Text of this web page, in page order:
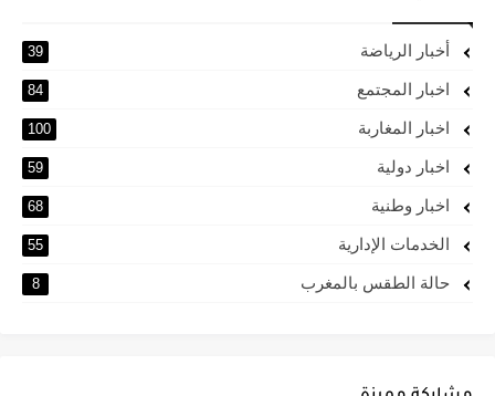
أخبار الرياضة 39
اخبار المجتمع 84
اخبار المغاربة 100
اخبار دولية 59
اخبار وطنية 68
الخدمات الإدارية 55
حالة الطقس بالمغرب 8